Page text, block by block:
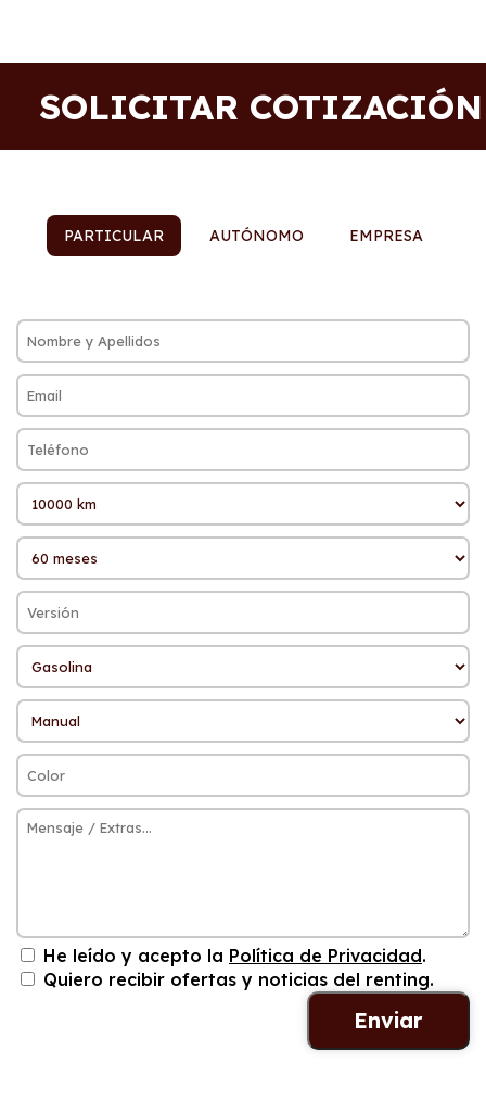
SOLICITAR COTIZACIÓN
PARTICULAR AUTÓNOMO EMPRESA
He leído y acepto la Política de Privacidad.
Quiero recibir ofertas y noticias del renting.